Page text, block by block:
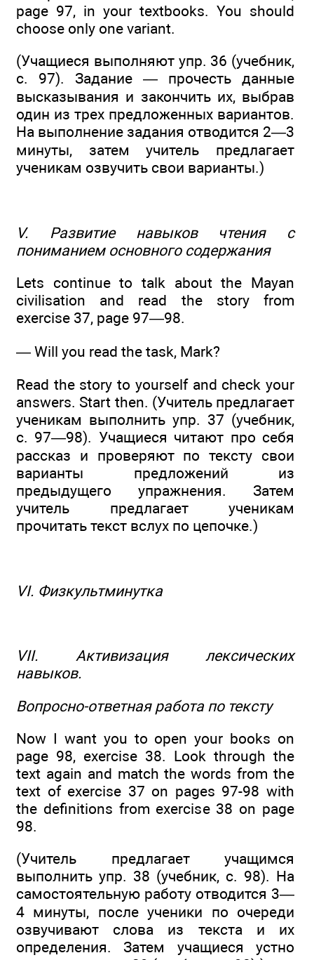
page 97, in your textbooks. You should
choose only one variant.
(Учащиеся выполняют упр. 36 (учебник,
с. 97). Задание — прочесть данные
высказывания и закончить их, выбрав
один из трех предложенных вариантов.
На выполнение задания отводится 2—3
минуты, затем учитель предлагает
ученикам озвучить свои варианты.)
V. Развитие навыков чтения с
пониманием основного содержания
Lets continue to talk about the Mayan
civilisation and read the story from
exercise 37, page 97—98.
— Will you read the task, Mark?
Read the story to yourself and check your
answers. Start then. (Учитель предлагает
ученикам выполнить упр. 37 (учебник,
с. 97—98). Учащиеся читают про себя
рассказ и проверяют по тексту свои
варианты предложений из
предыдущего упражнения. Затем
учитель предлагает ученикам
прочитать текст вслух по цепочке.)
VI. Физкультминутка
VII. Активизация лексических
навыков.
Вопросно-ответная работа по тексту
Now I want you to open your books on
page 98, exercise 38. Look through the
text again and match the words from the
text of exercise 37 on pages 97-98 with
the definitions from exercise 38 on page
98.
(Учитель предлагает учащимся
выполнить упр. 38 (учебник, с. 98). На
самостоятельную работу отводится 3—
4 минуты, после ученики по очереди
озвучивают слова из текста и их
определения. Затем учащиеся устно